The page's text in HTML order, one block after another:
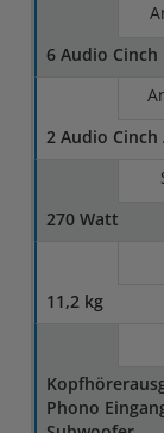
6 Audio Cinch
2 Audio Cinch
270 Watt
11,2 kg
Phono